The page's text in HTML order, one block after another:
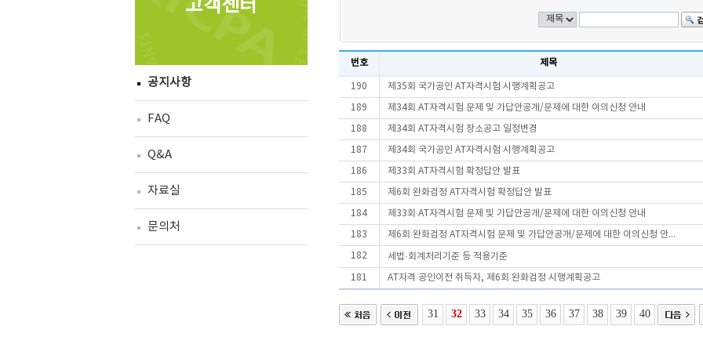
고객센터
공지사항
FAQ
Q&A
자료실
문의처
번호 제목
190 제35회 국가공인 AT자격시험 시행계획공고
189 제34회 AT자격시험 문제 및 가답안공개/문제에 대한 이의신청 안내
188 제34회 AT자격시험 장소공고 일정변경
187 제34회 국가공인 AT자격시험 시행계획공고
186 제33회 AT자격시험 확정답안 발표
185 제6회 완화검정 AT자격시험 확정답안 발표
184 제33회 AT자격시험 문제 및 가답안공개/문제에 대한 이의신청 안내
183 제6회 완화검정 AT자격시험 문제 및 가답안공개/문제에 대한 이의신청 안...
182 세법·회계처리기준 등 적용기준
181 AT자격 공인이전 취득자, 제6회 완화검정 시행계획공고
31 32 33 34 35 36 37 38 39 40